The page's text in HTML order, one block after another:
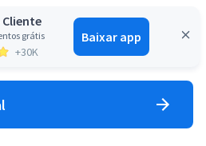
Cliente
grátis
+30K
Baixar app
Entrar